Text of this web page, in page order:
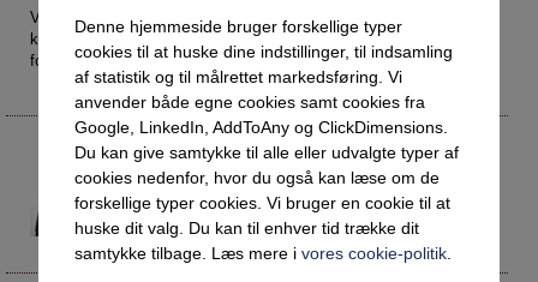
Netværk
Intelligens
Uddannelser under corona
Vejledningsindsatsen under corona
Professioner under pres
Frafald
Veje til virkeligheden
Abonnement
Tilmelding og prøveperiode
Abonnementspriser
Vilkår og betingelser
Vejlederidentiteten antager i stigende grad en form, som man kan
kalde ”målrettet favnende” og faciliterende. Hvad betyder det så
for vejlederens kompetencer?
Merete Juul
mej@uuhh.dk
Koordinator
Ungdommens Uddannelsesvejledning Horsens
Hedensted
Denne hjemmeside bruger forskellige typer
cookies til at huske dine indstillinger, til indsamling
af statistik og til målrettet markedsføring. Vi
anvender både egne cookies samt cookies fra
Google, LinkedIn, AddToAny og ClickDimensions.
Du kan give samtykke til alle eller udvalgte typer af
cookies nedenfor, hvor du også kan læse om de
forskellige typer cookies. Vi bruger en cookie til at
huske dit valg. Du kan til enhver tid trække dit
samtykke tilbage. Læs mere i vores cookie-politik